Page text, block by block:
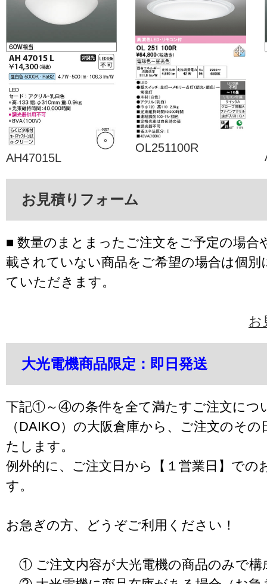
AH47015L
OL251100R
お見積りフォーム
■ 数量のまとまったご注文をご予定の場合
載されていない商品をご希望の場合は個別
ていただきます。
お
大光電機商品限定：即日発送
下記①～④の条件を全て満たすご注文につ
（DAIKO）の大阪倉庫から、ご注文のそ
たします。
例外的に、ご注文日から【１営業日】での
す。
お急ぎの方、どうぞご利用ください！
① ご注文内容が大光電機の商品のみで構